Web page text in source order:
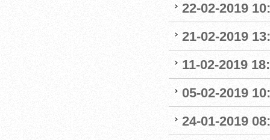
22-02-2019
21-02-2019
11-02-2019
05-02-2019
24-01-2019